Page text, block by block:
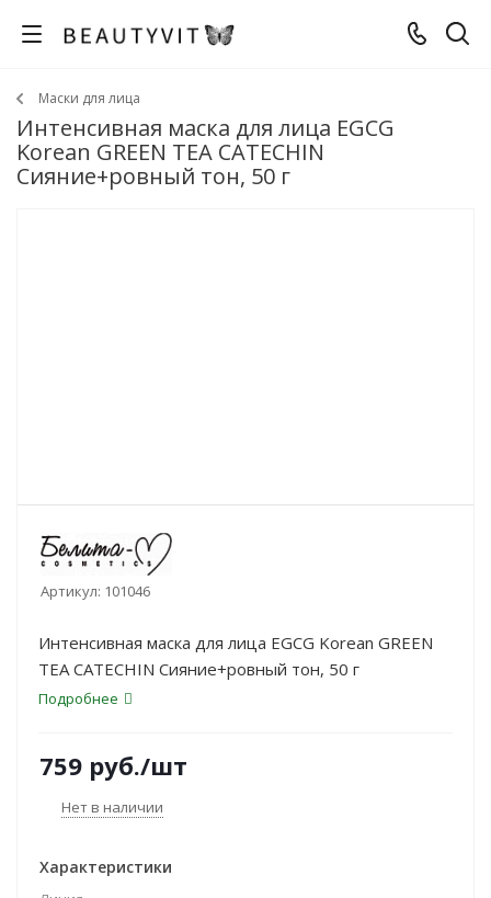
Маски для лица
Интенсивная маска для лица EGCG
Korean GREEN TEA CATECHIN
Сияние+ровный тон, 50 г
Артикул: 101046
Интенсивная маска для лица EGCG Korean GREEN
TEA CATECHIN Сияние+ровный тон, 50 г
Подробнее
759 руб./шт
Нет в наличии
Характеристики